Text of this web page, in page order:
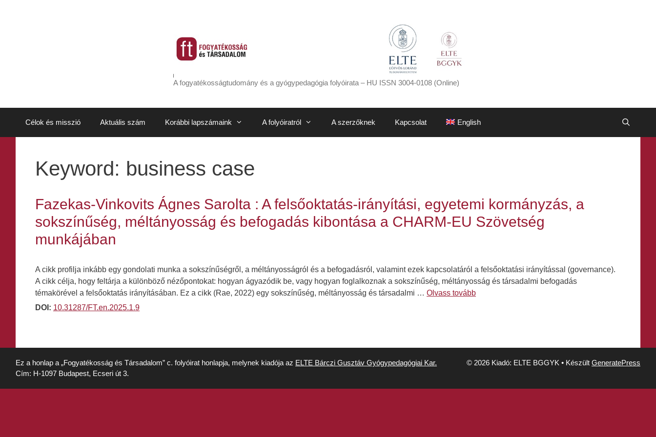
A fogyatékosságtudomány és a gyógypedagógia folyóirata – HU ISSN 3004-0108 (Online)
Célok és misszió Aktuális szám Korábbi lapszámaink A folyóiratról A szerzőknek Kapcsolat English
Keyword: business case
Fazekas-Vinkovits Ágnes Sarolta : A felsőoktatás-irányítási, egyetemi kormányzás, a
sokszínűség, méltányosság és befogadás kibontása a CHARM-EU Szövetség
munkájában
A cikk profilja inkább egy gondolati munka a sokszínűségről, a méltányosságról és a befogadásról, valamint ezek kapcsolatáról a felsőoktatási irányítással (governance).
A cikk célja, hogy feltárja a különböző nézőpontokat: hogyan ágyazódik be, vagy hogyan foglalkoznak a sokszínűség, méltányosság és társadalmi befogadás
témakörével a felsőoktatás irányításában. Ez a cikk (Rae, 2022) egy sokszínűség, méltányosság és társadalmi … Olvass tovább
DOI: 10.31287/FT.en.2025.1.9
Ez a honlap a „Fogyatékosság és Társadalom” c. folyóirat honlapja, melynek kiadója az ELTE Bárczi Gusztáv Gyógypedagógiai Kar.
Cím: H-1097 Budapest, Ecseri út 3.
© 2026 Kiadó: ELTE BGGYK • Készült GeneratePress